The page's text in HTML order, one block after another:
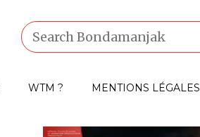
WTM ? MENTIONS LÉGALES